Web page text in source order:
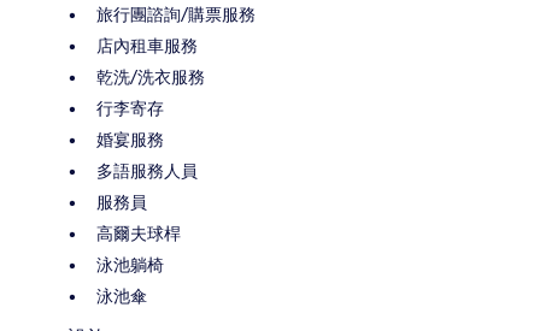
旅行團諮詢/購票服務
店內租車服務
乾洗/洗衣服務
行李寄存
婚宴服務
多語服務人員
服務員
高爾夫球桿
泳池躺椅
泳池傘